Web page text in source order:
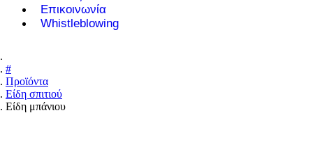
Επικοινωνία
Whistleblowing
#
Προϊόντα
Είδη σπιτιού
Είδη μπάνιου